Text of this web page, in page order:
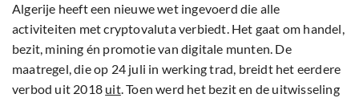
Algerije heeft een nieuwe wet ingevoerd die alle
activiteiten met cryptovaluta verbiedt. Het gaat om handel,
bezit, mining én promotie van digitale munten. De
maatregel, die op 24 juli in werking trad, breidt het eerdere
verbod uit 2018 uit. Toen werd het bezit en de uitwisseling